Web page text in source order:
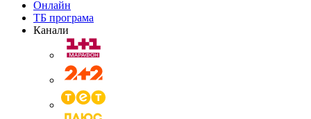
Онлайн
ТБ програма
Канали